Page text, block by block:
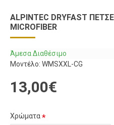
ALPINTEC DRYFAST
MICROFIBER
Άμεσα Διαθέσιμο
Μοντέλο: WMSXXL-CG
13,00€
Χρώματα